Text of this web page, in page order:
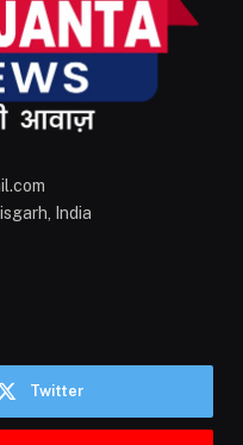
India
Twitter